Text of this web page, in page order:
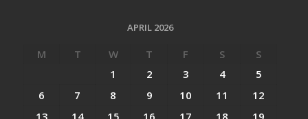
APRIL 2026
M T W T F S
S
1
2 3 4
5
6
7 8 9 10 11
12